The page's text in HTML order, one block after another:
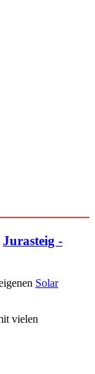
Tipps
Jurasteig -
Solar
vielen